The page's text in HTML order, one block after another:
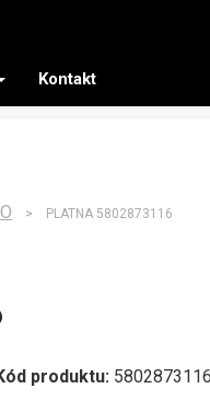
Kontakt
> PLATNA 5802873116
produktu:5802873116